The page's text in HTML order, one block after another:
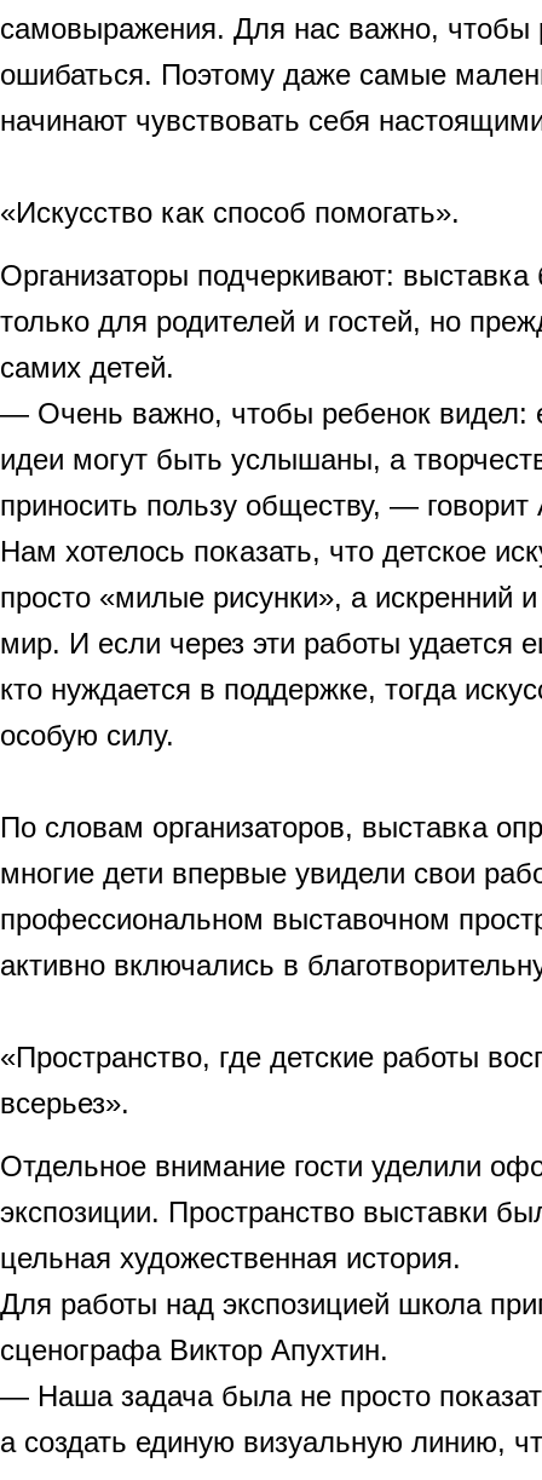
самовыражения. Для нас важно, чтобы
ошибаться. Поэтому даже самые
начинают чувствовать себя
«Искусство как способ помогать».
Организаторы подчеркивают:
только для родителей и гостей, но
самих детей.
— Очень важно, чтобы ребенок видел:
идеи могут быть услышаны, а
приносить пользу обществу, —
Нам хотелось показать, что детское
просто «милые рисунки», а искренний
мир. И если через эти работы удается
кто нуждается в поддержке, тогда
особую силу.
По словам организаторов, выставка
многие дети впервые увидели свои
профессиональном выставочном
активно включались в
«Пространство, где детские работы
всерьез».
Отдельное внимание гости уделили
экспозиции. Пространство выставки
цельная художественная история.
Для работы над экспозицией школа
сценографа Виктор Апухтин.
— Наша задача была не просто
а создать единую визуальную линию,